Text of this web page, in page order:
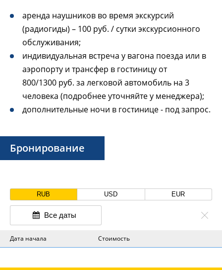
аренда наушников во время экскурсий
(радиогиды) – 100 руб. / сутки экскурсионного
обслуживания;
индивидуальная встреча у вагона поезда или в
аэропорту и трансфер в гостиницу от
800/1300 руб. за легковой автомобиль на 3
человека (подробнее уточняйте у менеджера);
дополнительные ночи в гостинице - под запрос.
Бронирование
RUB USD EUR
Все даты
Дата начала Стоимость